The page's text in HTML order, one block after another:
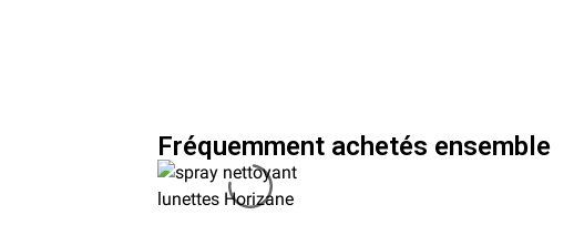
Fréquemment achetés ensemble